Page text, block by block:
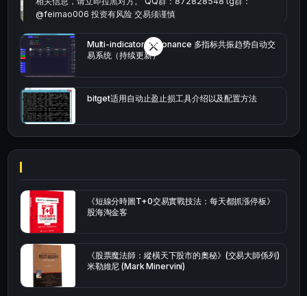
Multi-indicator Resonance 多指标共振趋势自动交
易系统（持续更新）
bitget适用自动止盈止损工具介绍以及配置方法
《短線分時圖T+0交易實戰技法：每天都抓漲停板》
股海淘金客
《股票魔法師：縱橫天下股市的奧秘》(交易大師係列)
米勒維尼 (Mark Minervini)
@feimao006 投资有风险 交易须谨慎